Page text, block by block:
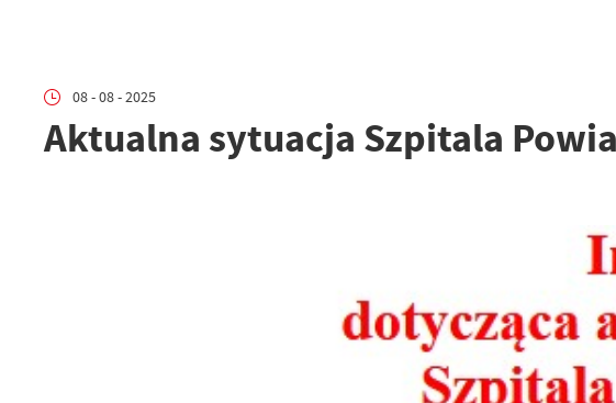
08 - 08 - 2025
Aktualna sytuacja Szpitala